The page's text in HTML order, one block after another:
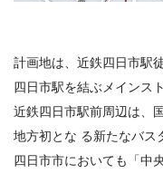
計画地は、近鉄四日市駅
四日市駅を結ぶメインス
近鉄四日市駅前周辺は、
地方初とな る新たなバス
四日市市においても「中